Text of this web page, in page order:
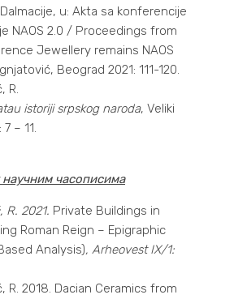
u: Akta sa konferencije
NAOS 2.0 / Proceedings from
Jewellery remains NAOS
Beograd 2021: 111-120.
R.
u istoriji srpskog naroda, Veliki
– 11.
часописима
R. 2021. Private Buildings in
Roman Reign – Epigraphic
Analysis), Arheovest IX/1:
R. 2018. Dacian Ceramics from